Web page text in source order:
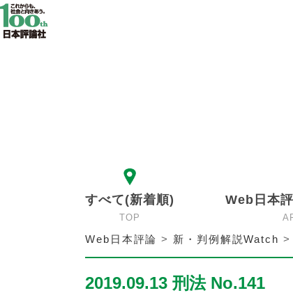
すべて(新着順)
TOP
Web日本
Web日本評論 > 新・判例解説Watch >
2019.09.13 刑法 No.141